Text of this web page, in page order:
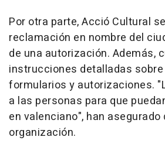
Por otra parte, Acció Cultural
reclamación en nombre del
de una autorización. Además,
instrucciones detalladas
formularios y autorizaciones.
a las personas para que
en valenciano", han asegurado
organización.